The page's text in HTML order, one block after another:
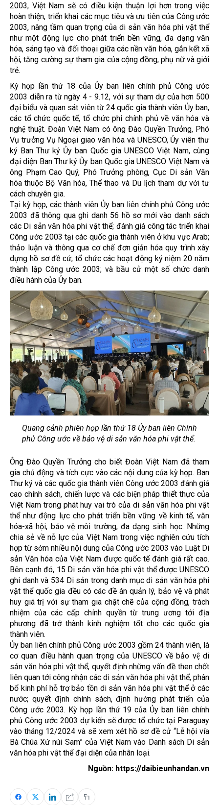
2003, Việt Nam sẽ có điều kiện thuận lợi hơn trong việc
hoàn thiện, triển khai các mục tiêu và ưu tiên của Công ước
2003, nâng tầm quan trọng của di sản văn hóa phi vật thể
như một động lực cho phát triển bền vững, đa dạng văn
hóa, sáng tạo và đối thoại giữa các nền văn hóa, gắn kết xã
hội, tăng cường sự tham gia của cộng đồng, phụ nữ và giới
trẻ.
Kỳ họp lần thứ 18 của Ủy ban liên chính phủ Công ước
2003 diễn ra từ ngày 4 - 9.12, với sự tham dự của hơn 500
đại biểu và quan sát viên từ 24 quốc gia thành viên Ủy ban,
các tổ chức quốc tế, tổ chức phi chính phủ về văn hóa và
nghệ thuật. Đoàn Việt Nam có ông Đào Quyền Trưởng, Phó
Vụ trưởng Vụ Ngoại giao văn hóa và UNESCO, Ủy viên thư
ký Ban Thư ký Ủy ban Quốc gia UNESCO Việt Nam, cùng
đại diện Ban Thư ký Ủy ban Quốc gia UNESCO Việt Nam và
ông Phạm Cao Quý, Phó Trưởng phòng, Cục Di sản Văn
hóa thuộc Bộ Văn hóa, Thể thao và Du lịch tham dự với tư
cách chuyên gia.
Tại kỳ họp, các thành viên Ủy ban liên chính phủ Công ước
2003 đã thông qua ghi danh 56 hồ sơ mới vào danh sách
các Di sản văn hóa phi vật thể; đánh giá công tác triển khai
Công ước 2003 tại các quốc gia thành viên ở khu vực Arab;
thảo luận và thông qua cơ chế đơn giản hóa quy trình xây
dựng hồ sơ đề cử; tổ chức các hoạt động kỷ niệm 20 năm
thành lập Công ước 2003; và bầu cử một số chức danh
điều hành của Ủy ban.
Quang cảnh phiên họp lần thứ 18 Ủy ban liên Chính
phủ Công ước về bảo vệ di sản văn hóa phi vật thể.
Ông Đào Quyền Trưởng cho biết Đoàn Việt Nam đã tham
gia chủ động và tích cực vào các nội dung của kỳ họp. Ban
Thư ký và các quốc gia thành viên Công ước 2003 đánh giá
cao chính sách, chiến lược và các biện pháp thiết thực của
Việt Nam trong phát huy vai trò của di sản văn hóa phi vật
thể như động lực cho phát triển bền vững về kinh tế, văn
hóa-xã hội, bảo vệ môi trường, đa dạng sinh học. Những
chia sẻ về nỗ lực của Việt Nam trong việc nghiên cứu tích
hợp từ sớm nhiều nội dung của Công ước 2003 vào Luật Di
sản Văn hóa của Việt Nam được quốc tế đánh giá rất cao.
Bên cạnh đó, 15 Di sản văn hóa phi vật thể được UNESCO
ghi danh và 534 Di sản trong danh mục di sản văn hóa phi
vật thể quốc gia đều có các đề án quản lý, bảo vệ và phát
huy giá trị với sự tham gia chặt chẽ của cộng đồng, trách
nhiệm của các cấp chính quyền từ trung ương tới địa
phương đã trở thành kinh nghiệm tốt cho các quốc gia
thành viên.
Ủy ban liên chính phủ Công ước 2003 gồm 24 thành viên, là
cơ quan điều hành quan trọng của UNESCO về bảo vệ di
sản văn hóa phi vật thể, quyết định những vấn đề then chốt
liên quan tới công nhận các di sản văn hóa phi vật thể, phân
bổ kinh phí hỗ trợ bảo tồn di sản văn hóa phi vật thể ở các
nước; quyết định chính sách, định hướng phát triển của
Công ước 2003. Kỳ họp lần thứ 19 của Ủy ban liên chính
phủ Công ước 2003 dự kiến sẽ được tổ chức tại Paraguay
vào tháng 12/2024 và sẽ xem xét hồ sơ đề cử “Lễ hội vía
Bà Chúa Xứ núi Sam” của Việt Nam vào Danh sách Di sản
văn hóa phi vật thể đại diện của nhân loại.
Nguồn: https://daibieunhandan.vn